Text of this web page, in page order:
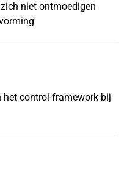
niet ontmoedigen
control-framework bij